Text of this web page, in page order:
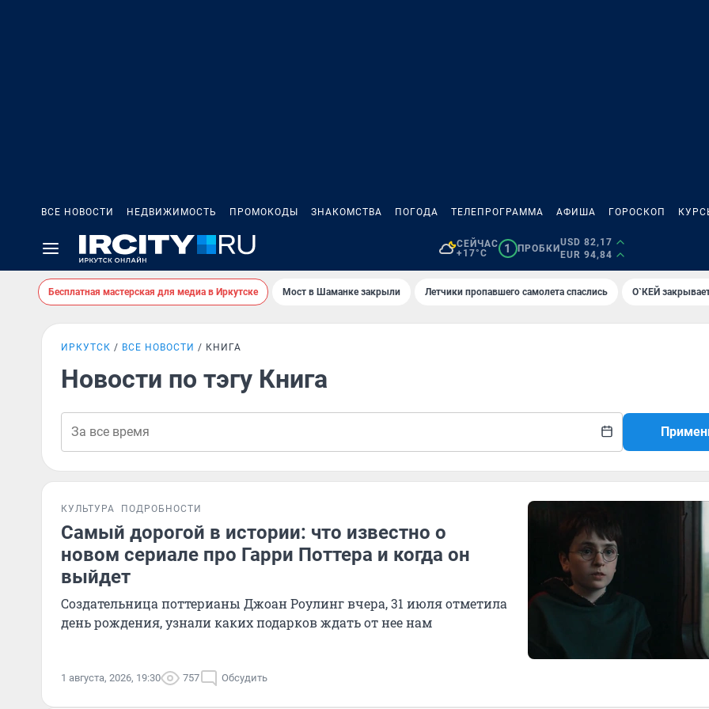
ВСЕ НОВОСТИ НЕДВИЖИМОСТЬ ПРОМОКОДЫ ЗНАКОМСТВА ПОГОДА ТЕЛЕПРОГРАММА АФИША ГОРОСКОП
СЕЙЧАС
+17°C
1 ПРОБКИ
USD 82,17
EUR 94,84
Бесплатная мастерская для медиа в Иркутске Мост в Шаманке закрыли Летчики пропавшего самолета спаслись О`КЕЙ
ИРКУТСК ВСЕ НОВОСТИ КНИГА
Новости по тэгу Книга
КУЛЬТУРА ПОДРОБНОСТИ
Самый дорогой в истории: что известно о
новом сериале про Гарри Поттера и когда он
выйдет
Создательница поттерианы Джоан Роулинг вчера, 31 июля отметила
день рождения, узнали каких подарков ждать от нее нам
1 августа, 2026, 19:30 757 Обсудить